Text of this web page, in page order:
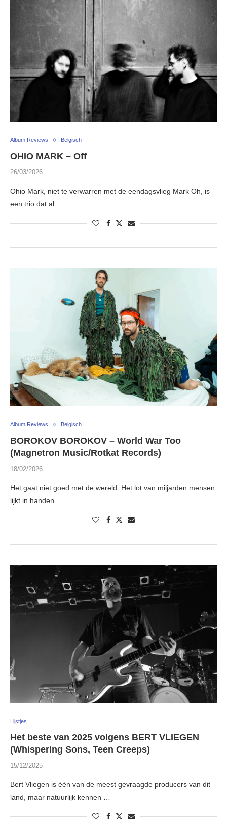
Album Reviews Belgisch
OHIO MARK – Off
26/03/2026
Ohio Mark, niet te verwarren met de eendagsvlieg Mark Oh, is
een trio dat al …
Album Reviews Belgisch
BOROKOV BOROKOV – World War Too
(Magnetron Music/Rotkat Records)
18/02/2026
Het gaat niet goed met de wereld. Het lot van miljarden mensen
lijkt in handen …
Lijstjes
Het beste van 2025 volgens BERT VLIEGEN
(Whispering Sons, Teen Creeps)
15/12/2025
Bert Vliegen is één van de meest gevraagde producers van dit
land, maar natuurlijk kennen …